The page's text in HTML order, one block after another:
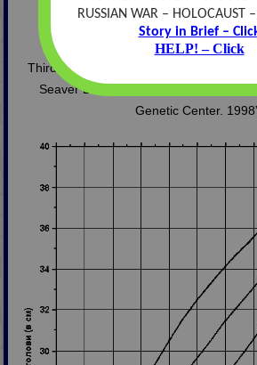
(на рівні
Із українського перекладу
Third Trimester to Adulthood. Compiled
Seaver LH, Phelan MC, Sweet KM,
Genetic Center.
RUSSIAN WAR – HOLOCAUST
Story in Brief –
HELP! – Click